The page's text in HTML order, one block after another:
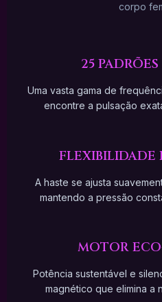
corpo
25
Uma vasta gama de
encontre a pulsação
FLEXIBILIDADE
A haste se ajusta
mantendo a pressão
MOTOR
Potência sustentável e
magnético que elimina a